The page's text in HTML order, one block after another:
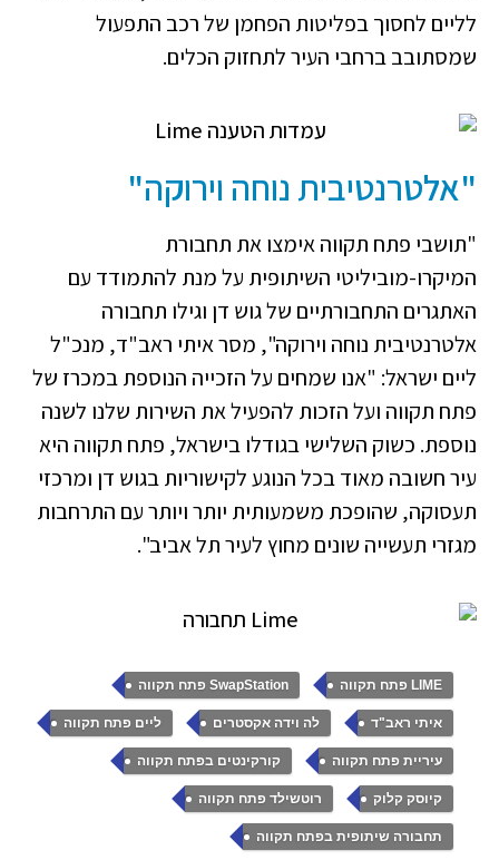
לליים לחסוך בפליטות הפחמן של רכב התפעול
שמסתובב ברחבי העיר לתחזוק הכלים.
"אלטרנטיבית נוחה וירוקה"
"תושבי פתח תקווה אימצו את תחבורת
המיקרו-מוביליטי השיתופית על מנת להתמודד עם
האתגרים התחבורתיים של גוש דן וגילו תחבורה
אלטרנטיבית נוחה וירוקה", מסר איתי ראב"ד, מנכ"ל
ליים ישראל: "אנו שמחים על הזכייה הנוספת במכרז של
פתח תקווה ועל הזכות להפעיל את השירות שלנו לשנה
נוספת. כשוק השלישי בגודלו בישראל, פתח תקווה היא
עיר חשובה מאוד בכל הנוגע לקישוריות בגוש דן ומרכזי
תעסוקה, שהופכת משמעותית יותר ויותר עם התרחבות
מגזרי תעשייה שונים מחוץ לעיר תל אביב".
LIME פתח תקווה , SwapStation פתח תקווה ,
איתי ראב"ד , לה וידה אקסטרים , ליים פתח תקווה ,
עיריית פתח תקווה , קורקינטים בפתח תקווה ,
קיוסק קלוק , רוטשילד פתח תקווה ,
תחבורה שיתופית בפתח תקווה